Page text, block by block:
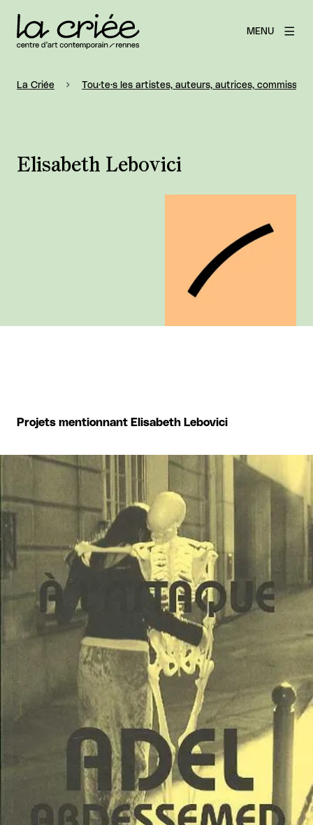
MENU
La Criée Tou·te·s les artistes, auteurs, autrices,
Elisabeth Lebovici
Projets mentionnant Elisabeth Lebovici